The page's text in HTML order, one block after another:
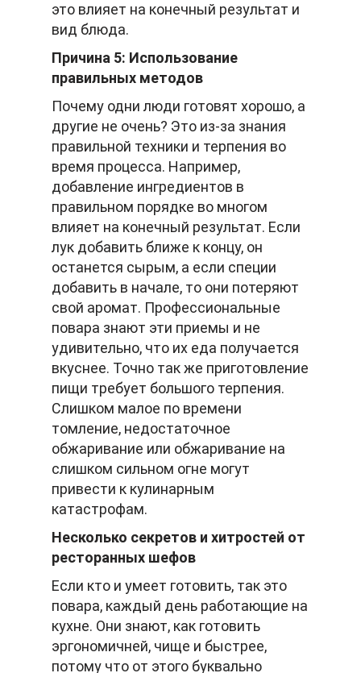
это влияет на конечный результат и
вид блюда.
Причина 5: Использование
правильных методов
Почему одни люди готовят хорошо, а
другие не очень? Это из-за знания
правильной техники и терпения во
время процесса. Например,
добавление ингредиентов в
правильном порядке во многом
влияет на конечный результат. Если
лук добавить ближе к концу, он
останется сырым, а если специи
добавить в начале, то они потеряют
свой аромат. Профессиональные
повара знают эти приемы и не
удивительно, что их еда получается
вкуснее. Точно так же приготовление
пищи требует большого терпения.
Слишком малое по времени
томление, недостаточное
обжаривание или обжаривание на
слишком сильном огне могут
привести к кулинарным
катастрофам.
Несколько секретов и хитростей от
ресторанных шефов
Если кто и умеет готовить, так это
повара, каждый день работающие на
кухне. Они знают, как готовить
эргономичней, чище и быстрее,
потому что от этого буквально